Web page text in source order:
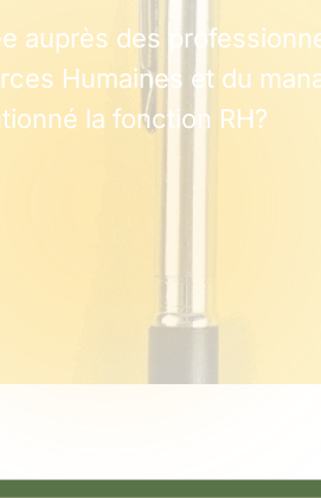
auprès des
Humaines et du
la fonction RH?